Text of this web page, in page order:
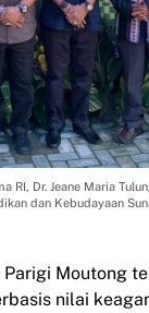
Dr. Jeane Maria
dan Kebudayaan
Moutong
nilai